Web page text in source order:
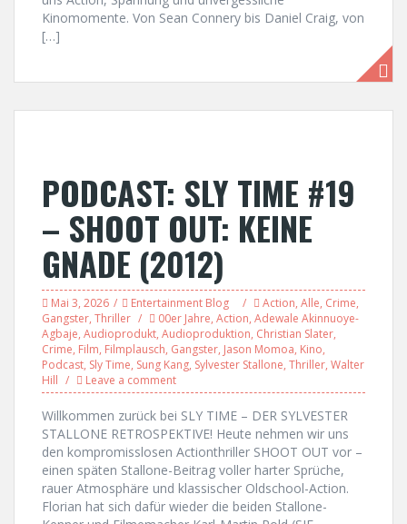
Kinomomente. Von Sean Connery bis Daniel Craig, von
[…]
PODCAST: SLY TIME #19
– SHOOT OUT: KEINE
GNADE (2012)
Mai 3, 2026 Entertainment Blog Action, Alle, Crime,
Gangster, Thriller 00er Jahre, Action, Adewale Akinnuoye-
Agbaje, Audioprodukt, Audioproduktion, Christian Slater,
Crime, Film, Filmplausch, Gangster, Jason Momoa, Kino,
Podcast, Sly Time, Sung Kang, Sylvester Stallone, Thriller, Walter
Hill
Leave a comment
Willkommen zurück bei SLY TIME – DER SYLVESTER
STALLONE RETROSPEKTIVE! Heute nehmen wir uns
den kompromisslosen Actionthriller SHOOT OUT vor –
einen späten Stallone-Beitrag voller harter Sprüche,
rauer Atmosphäre und klassischer Oldschool-Action.
Florian hat sich dafür wieder die beiden Stallone-